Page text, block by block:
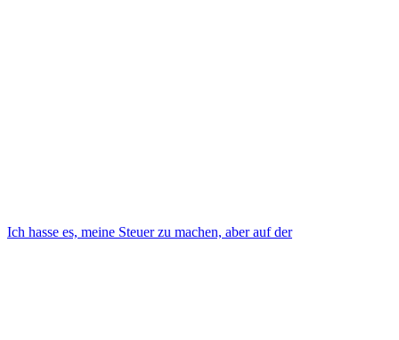
Ich hasse es, meine Steuer zu machen, aber auf der